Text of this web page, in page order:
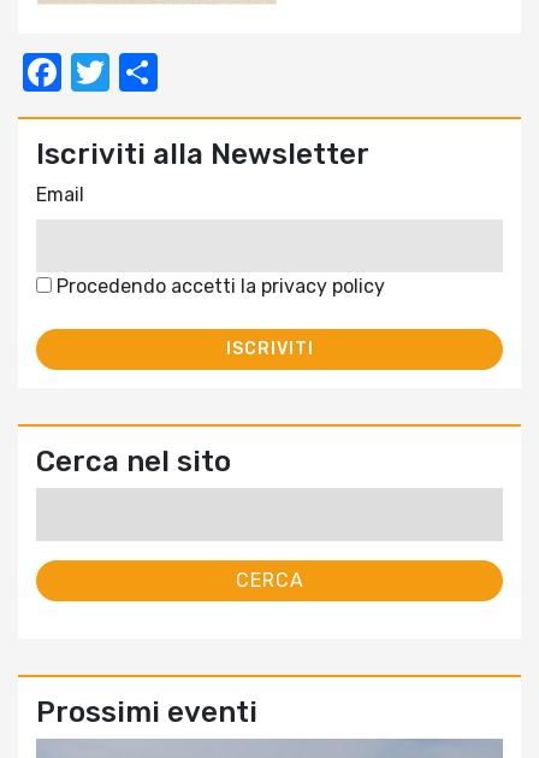
Facebook
Twitter
Iscriviti alla Newsletter
Email
Procedendo accetti la privacy policy
Cerca nel sito
Prossimi eventi